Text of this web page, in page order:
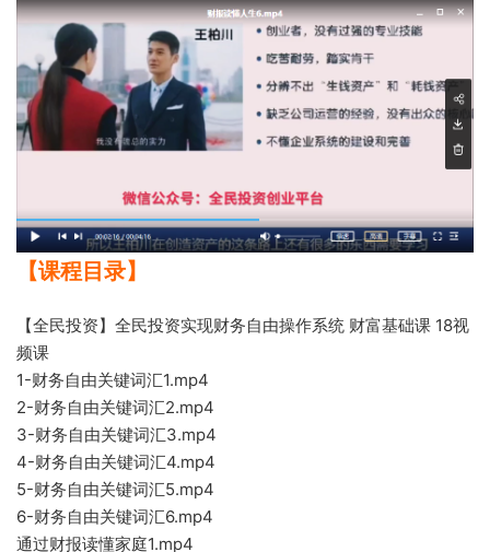
【课程目录】
【全民投资】全民投资实现财务自由操作系统 财富基础课 18视
频课
1-财务自由关键词汇1.mp4
2-财务自由关键词汇2.mp4
3-财务自由关键词汇3.mp4
4-财务自由关键词汇4.mp4
5-财务自由关键词汇5.mp4
6-财务自由关键词汇6.mp4
通过财报读懂家庭1.mp4